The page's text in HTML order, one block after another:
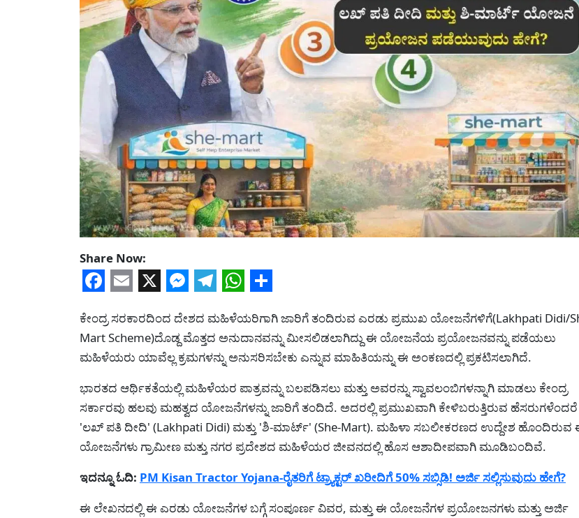
Share Now:
ಕೇಂದ್ರ ಸರಕಾರದಿಂದ ದೇಶದ ಮಹಿಳೆಯರಿಗಾಗಿ ಜಾರಿಗೆ ತಂದಿರುವ ಎರಡು ಪ್ರಮುಖ ಯೋಜನೆಗಳಿಗೆ(Lakhpati Didi/
Mart Scheme)ದೊಡ್ದ ಮೊತ್ತದ ಅನುದಾನವನ್ನು ಮೀಸಲಿಡಲಾಗಿದ್ದು ಈ ಯೋಜನೆಯ ಪ್ರಯೋಜನವನ್ನು ಪಡೆಯಲು
ಮಹಿಳೆಯರು ಯಾವೆಲ್ಲ ಕ್ರಮಗಳನ್ನು ಅನುಸರಿಸಬೇಕು ಎನ್ನುವ ಮಾಹಿತಿಯನ್ನು ಈ ಅಂಕಣದಲ್ಲಿ ಪ್ರಕಟಿಸಲಾಗಿದೆ.
ಭಾರತದ ಆರ್ಥಿಕತೆಯಲ್ಲಿ ಮಹಿಳೆಯರ ಪಾತ್ರವನ್ನು ಬಲಪಡಿಸಲು ಮತ್ತು ಅವರನ್ನು ಸ್ವಾವಲಂಬಿಗಳನ್ನಾಗಿ ಮಾಡಲು ಕೇಂದ್ರ
ಸರ್ಕಾರವು ಹಲವು ಮಹತ್ವದ ಯೋಜನೆಗಳನ್ನು ಜಾರಿಗೆ ತಂದಿದೆ. ಅದರಲ್ಲಿ ಪ್ರಮುಖವಾಗಿ ಕೇಳಿಬರುತ್ತಿರುವ ಹೆಸರುಗಳೆಂದರೆ
'ಲಖ್ ಪತಿ ದೀದಿ' (Lakhpati Didi) ಮತ್ತು 'ಶಿ-ಮಾರ್ಟ್' (She-Mart). ಮಹಿಳಾ ಸಬಲೀಕರಣದ ಉದ್ದೇಶ ಹೊಂದಿರುವ
ಯೋಜನೆಗಳು ಗ್ರಾಮೀಣ ಮತ್ತು ನಗರ ಪ್ರದೇಶದ ಮಹಿಳೆಯರ ಜೀವನದಲ್ಲಿ ಹೊಸ ಆಶಾದೀಪವಾಗಿ ಮೂಡಿಬಂದಿವೆ.
ಇದನ್ನೂ ಓದಿ: PM Kisan Tractor Yojana-ರೈತರಿಗೆ ಟ್ರ್ಯಾಕ್ಟರ್ ಖರೀದಿಗೆ 50% ಸಬ್ಸಿಡಿ! ಅರ್ಜಿ ಸಲ್ಲಿಸುವುದು ಹೇಗೆ?
ಈ ಲೇಖನದಲ್ಲಿ ಈ ಎರಡು ಯೋಜನೆಗಳ ಬಗ್ಗೆ ಸಂಪೂರ್ಣ ವಿವರ, ಮತ್ತು ಈ ಯೋಜನೆಗಳ ಪ್ರಯೋಜನಗಳು ಮತ್ತು ಅರ್ಜಿ